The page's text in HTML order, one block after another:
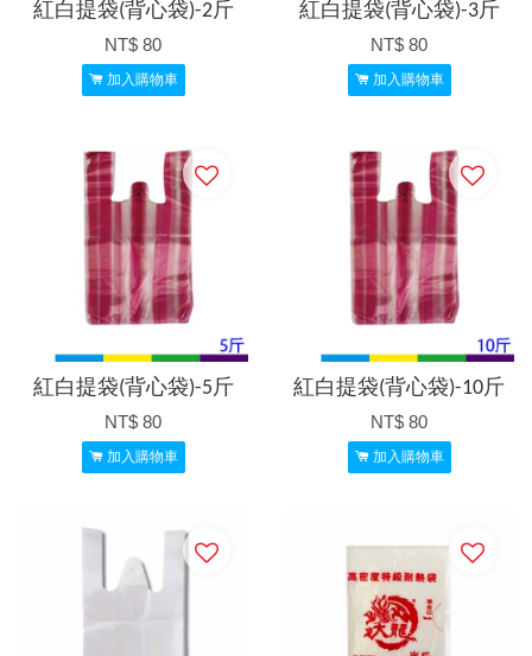
紅白提袋(背心袋)-2斤
NT$ 80
加入購物車
紅白提袋(背心袋)-3斤
NT$ 80
加入購物車
紅白提袋(背心袋)-5斤
NT$ 80
加入購物車
紅白提袋(背心袋)-10斤
NT$ 80
加入購物車